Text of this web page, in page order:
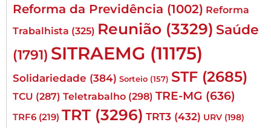
Reforma da Previdência (1002) Reforma
Trabalhista (325) Reunião (3329) Saúde
(1791) SITRAEMG (11175)
Solidariedade (384) Sorteio (157) STF (2685)
TCU (287) Teletrabalho (298) TRE-MG (636)
TRF6 (219) TRT (3296) TRT3 (432) URV (198)